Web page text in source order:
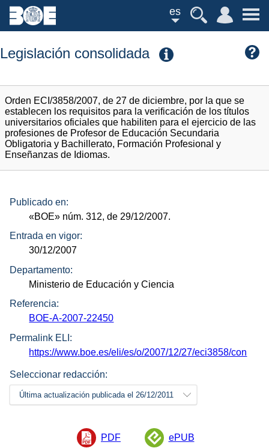
es
Legislación consolidada
Orden ECI/3858/2007, de 27 de diciembre, por la que se
establecen los requisitos para la verificación de los títulos
universitarios oficiales que habiliten para el ejercicio de las
profesiones de Profesor de Educación Secundaria
Obligatoria y Bachillerato, Formación Profesional y
Enseñanzas de Idiomas.
Publicado en:
«BOE» núm. 312, de 29/12/2007.
Entrada en vigor:
30/12/2007
Departamento:
Ministerio de Educación y Ciencia
Referencia:
BOE-A-2007-22450
Permalink ELI:
https://www.boe.es/eli/es/o/2007/12/27/eci3858/con
Seleccionar redacción:
Última actualización publicada el 26/12/2011
PDF ePUB